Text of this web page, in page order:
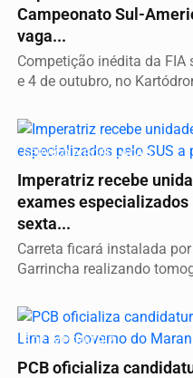
Campeonato Sul-
vaga...
Competição inédita da FIA
e 4 de outubro, no
SERVIÇO A POPULAÇÃO
Imperatriz recebe
exames especializados
sexta...
Carreta ficará instalada
Garrincha realizando
É DE IMPERATRIZ
PCB oficializa